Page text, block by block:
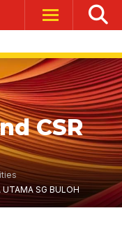
CSR
UTAMA SG BULOH